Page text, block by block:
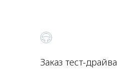
Заказ тест-драйва